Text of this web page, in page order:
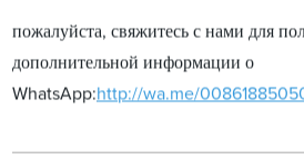
пожалуйста, свяжитесь с нами для
дополнительной информации о
WhatsApp:http://wa.me/